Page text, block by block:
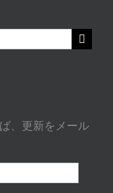
、更新をメール